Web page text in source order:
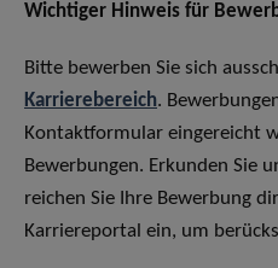
Wichtiger Hinweis für
Bitte bewerben Sie sich
Karrierebereich.
Kontaktformular eingereicht
Bewerbungen. Erkunden Sie
reichen Sie Ihre Bewerbung
Karriereportal ein, um